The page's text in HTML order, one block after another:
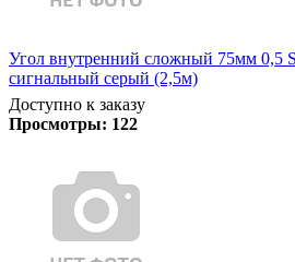
Угол внутренний сложный 75мм 0,5
сигнальный серый (2,5м)
Доступно к заказу
Просмотры: 122